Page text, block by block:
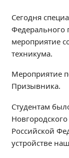
Опрос по
Новости
Информация
Независимая
Обращения
Контакты
Сегодня
Федерального
мероприятие
техникума.
Мероприятие
Призывника.
Студентам
Российской
устройстве